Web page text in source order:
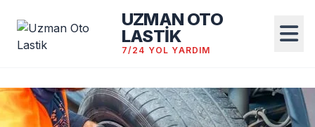
UZMAN OTO
LASTİK
7/24 YOL YARDIM